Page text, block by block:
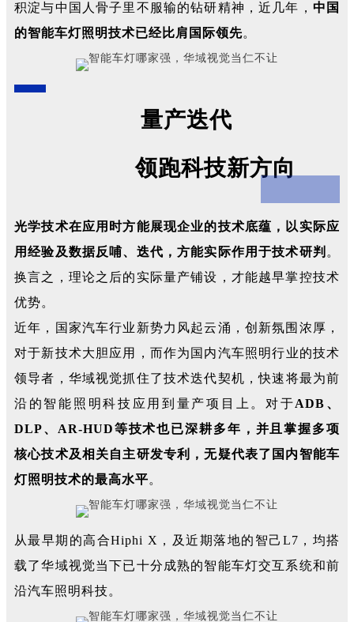
积淀与中国人骨子里不服输的钻研精神，近几年， 中国
的智能车灯照明技术已经比肩国际领先。
量产迭代
领跑科技新方向
光学技术在应用时方能展现企业的技术底蕴，以实际应
用经验及数据反哺、迭代，方能实际作用于技术研判 。
换言之，理论之后的实际量产铺设，才能越早掌控技术
优势。
近年，国家汽车行业新势力风起云涌，创新氛围浓厚，
对于新技术大胆应用， 而作为国内汽车照明行业的技术
领导者， 华域视觉抓住了技术迭代契机，快速将最为前
沿的智能 照明科技 应用到量产项目上。对于ADB、
DLP、AR-HUD等技术也已深耕多年，并且掌握多项
核心技术及相关自主研发专利，无疑代表了国内智能车
灯照明技术的最高水平。
从最早期的高合Hiphi X，及近期落地的智己L7，均搭
载了华域视觉当下已十分成熟的智能车灯交互系统和前
沿汽车照明科技。